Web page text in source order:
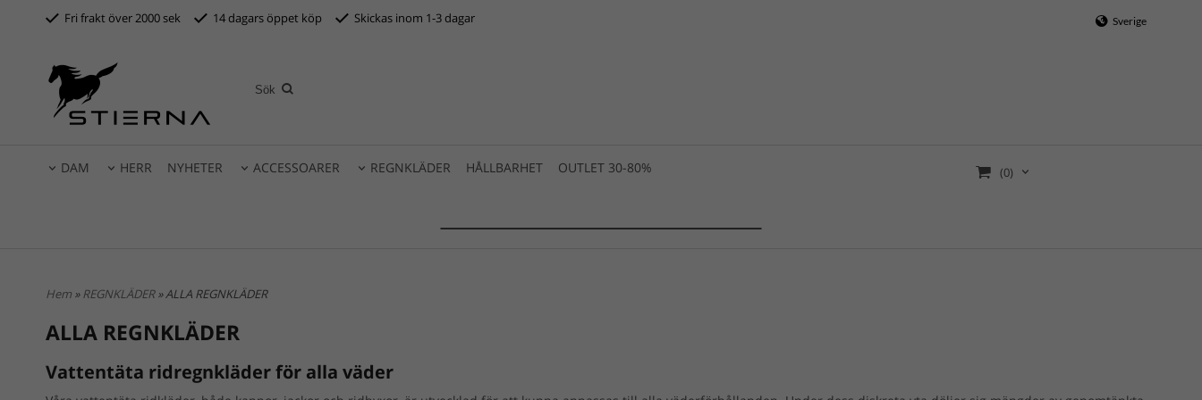
Fri frakt över 2000 sek 14 dagars öppet köp Skickas inom 1-3 dagar Sverige
DAM HERR NYHETER ACCESSOARER REGNKLÄDER HÅLLBARHET OUTLET 30-80% (0)
Hem »REGNKLÄDER» ALLA REGNKLÄDER
ALLA REGNKLÄDER
Vattentäta ridregnkläder för alla väder